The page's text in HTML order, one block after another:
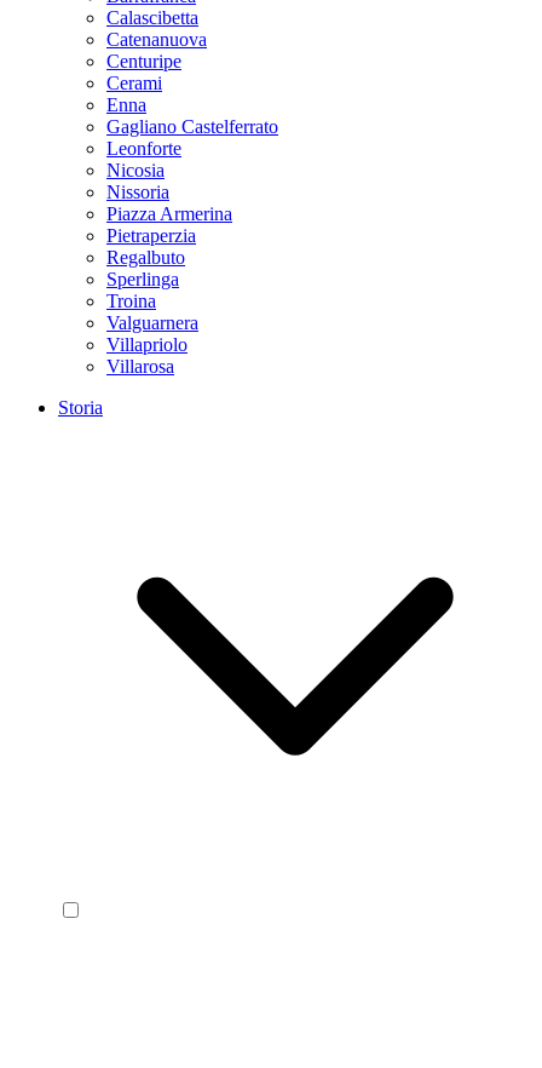
Calascibetta
Catenanuova
Centuripe
Cerami
Enna
Gagliano Castelferrato
Leonforte
Nicosia
Nissoria
Piazza Armerina
Pietraperzia
Regalbuto
Sperlinga
Troina
Valguarnera
Villapriolo
Villarosa
Storia